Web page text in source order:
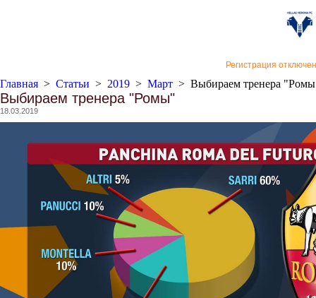
Регистрация
Главная > Статьи > 2019 > Март > Выбираем тренера
Выбираем тренера "Ромы"
18.03.2019